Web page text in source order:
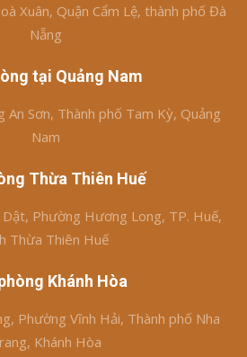
Xuân, Quận Cẩm Lệ, thành phố Đà
Nẵng
tại Quảng Nam
An Sơn, Thành phố Tam Kỳ, Quảng
Nam
Thừa Thiên Huế
Phường Hương Long, TP. Huế,
Thừa Thiên Huế
Khánh Hòa
Phường Vĩnh Hải, Thành phố Nha
Khánh Hòa